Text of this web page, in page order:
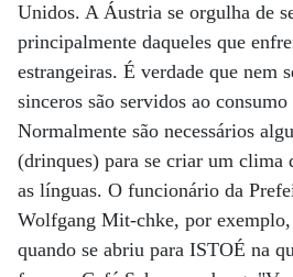
Unidos. A Áustria se orgulha de
principalmente daqueles que
estrangeiras. É verdade que nem
sinceros são servidos ao
Normalmente são necessários
(drinques) para se criar um clima
as línguas. O funcionário da
Wolfgang Mit-chke, por
quando se abriu para ISTOÉ na